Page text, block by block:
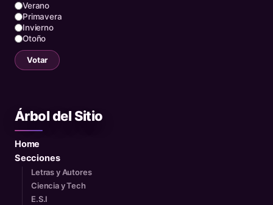
Verano
Primavera
Invierno
Otoño
Votar
Árbol del Sitio
Home
Secciones
Letras y Autores
Ciencia y Tech
E.S.I